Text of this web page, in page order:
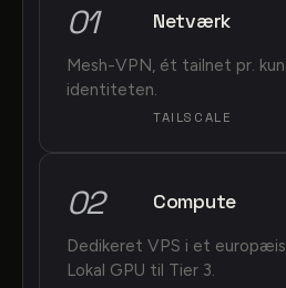
01 Netværk
Mesh-VPN, ét tailnet pr.
identiteten.
TAILSCALE
02 Compute
Dedikeret VPS i et
Lokal GPU til Tier 3.